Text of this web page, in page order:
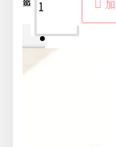
防颱備品
商品